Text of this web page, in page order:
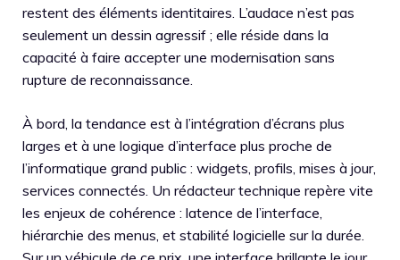
restent des éléments identitaires. L’audace n’est pas
seulement un dessin agressif ; elle réside dans la
capacité à faire accepter une modernisation sans
rupture de reconnaissance.
À bord, la tendance est à l’intégration d’écrans plus
larges et à une logique d’interface plus proche de
l’informatique grand public : widgets, profils, mises à jour,
services connectés. Un rédacteur technique repère vite
les enjeux de cohérence : latence de l’interface,
hiérarchie des menus, et stabilité logicielle sur la durée.